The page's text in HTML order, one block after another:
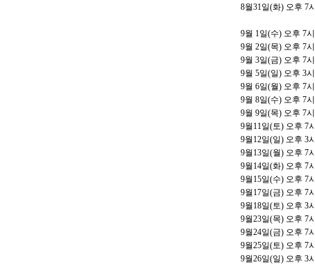
8월31일(화) 오후 7시
9월 1일(수) 오후 7시
9월 2일(목) 오후 7시
9월 3일(금) 오후 7시
9월 5일(일) 오후 3시
9월 6일(월) 오후 7시
9월 8일(수) 오후 7시
9월 9일(목) 오후 7시
9월 11일(토) 오후 7시
9월 12일(일) 오후 3시
9월 13일(월) 오후 7시
9월 14일(화) 오후 7시
9월 15일(수) 오후 7시
9월 17일(금) 오후 7시
9월 18일(토) 오후 3시
9월23일(목) 오후 7시
9월24일(금) 오후 7시
9월25일(토) 오후 7시
9월26일(일) 오후 3시